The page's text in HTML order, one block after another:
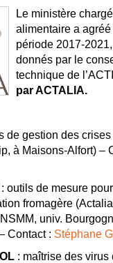
Le ministère
alimentaire a
période 2017-
donnés par le
technique de
par ACTALIA.
de gestion des
à Maisons-Alfort) –
: outils de mesure
fromagère
univ.
Contact : Stéphane
: maîtrise des